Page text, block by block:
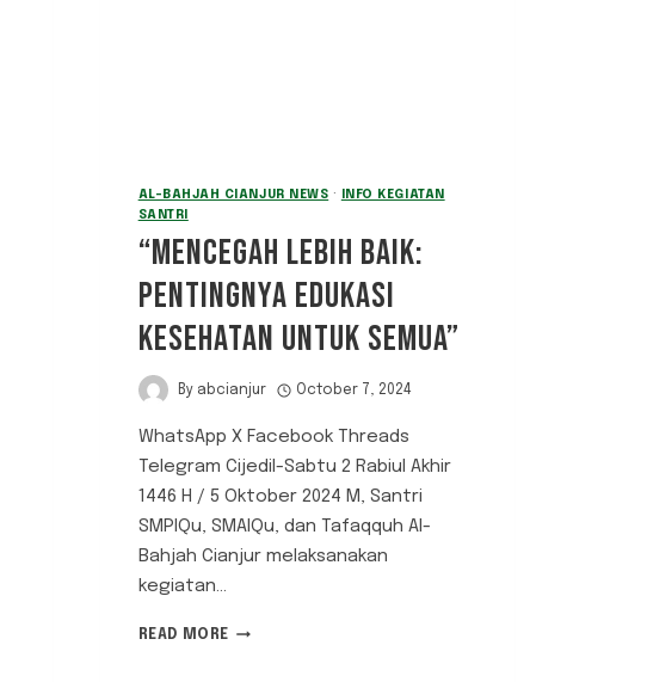
AL-BAHJAH CIANJUR NEWS ·
INFO KEGIATAN
SANTRI
“MENCEGAH LEBIH BAIK:
PENTINGNYA EDUKASI
KESEHATAN UNTUK SEMUA”
By abcianjur October 7, 2024
WhatsApp X Facebook Threads
Telegram Cijedil-Sabtu 2 Rabiul Akhir
1446 H / 5 Oktober 2024 M, Santri
SMPIQu, SMAIQu, dan Tafaqquh Al-
Bahjah Cianjur melaksanakan
kegiatan…
READ MORE “MENCEGAH